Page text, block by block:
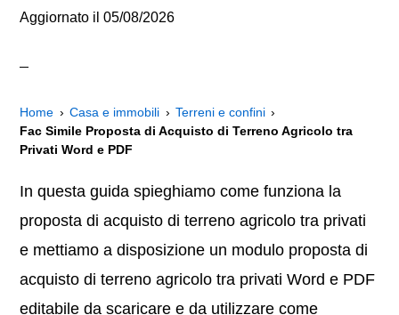
Aggiornato il05/08/2026
Home Casa e immobili
Terreni e confini
Fac Simile Proposta di Acquisto di Terreno Agricolo tra
Privati Word e PDF
In questa guida spieghiamo come funziona la
proposta di acquisto di terreno agricolo tra privati
e mettiamo a disposizione un modulo proposta di
acquisto di terreno agricolo tra privati Word e PDF
editabile da scaricare e da utilizzare come